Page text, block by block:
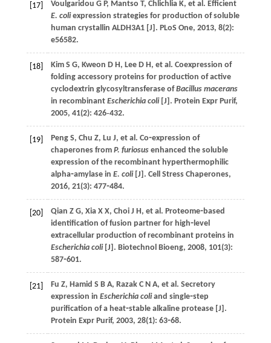
[17] Voulgaridou G P, Mantso T, Chlichlia K, et al. Efficient
E. coliexpression strategies for production of soluble
human crystallin ALDH3A1 [J]. PLoS One, 2013, 8(2):
e56582.
[18] Kim S G, Kweon D H, Lee D H, et al. Coexpression of
folding accessory proteins for production of active
cyclodextrin glycosyltransferase ofBacillus macerans
in recombinant Escherichia coli[J]. Protein Expr Purif,
2005, 41(2): 426‐432.
[19] Peng S, Chu Z, Lu J, et al. Co⁃expression of
chaperones from P. furiosusenhanced the soluble
expression of the recombinant hyperthermophilic
alpha⁃amylase in E. coli[J]. Cell Stress Chaperones,
2016, 21(3): 477⁃484.
[20] Qian Z G, Xia X X, Choi J H, et al. Proteome⁃based
identification of fusion partner for high⁃level
extracellular production of recombinant proteins in
Escherichia coli[J]. Biotechnol Bioeng, 2008, 101(3):
587⁃601.
[21] Fu Z, Hamid S B A, Razak C N A, et al. Secretory
expression in Escherichia coliand single⁃step
purification of a heat⁃stable alkaline protease [J].
Protein Expr Purif, 2003, 28(1): 63⁃68.